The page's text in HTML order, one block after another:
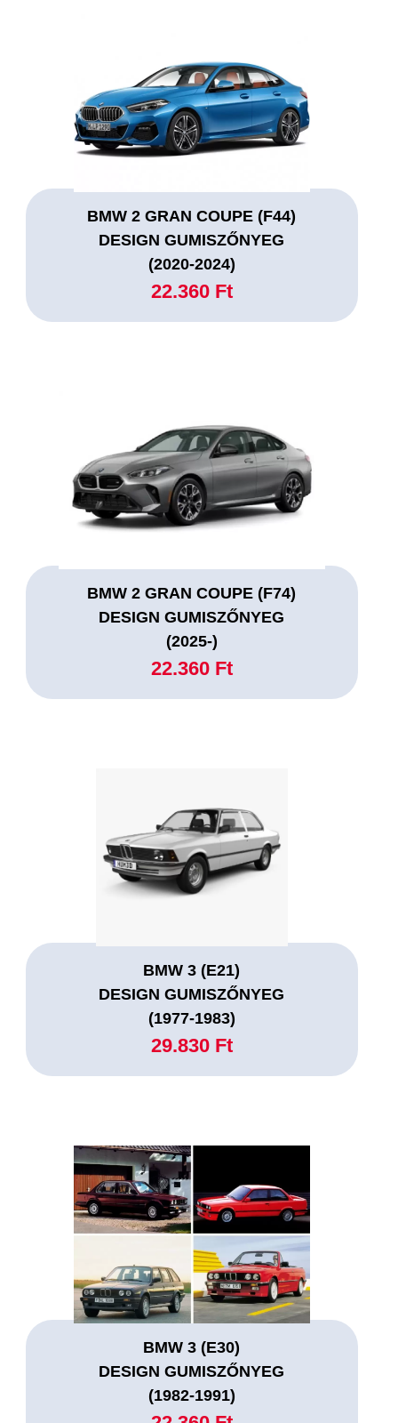
BMW 2 GRAN COUPE (F44)
DESIGN GUMISZŐNYEG
(2020-2024)
22.360 Ft
BMW 2 GRAN COUPE (F74)
DESIGN GUMISZŐNYEG
(2025-)
22.360 Ft
BMW 3 (E21)
DESIGN GUMISZŐNYEG
(1977-1983)
29.830 Ft
BMW 3 (E30)
DESIGN GUMISZŐNYEG
(1982-1991)